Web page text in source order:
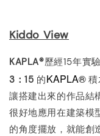
Kiddo View
KAPLA®歷經15年實
3 ：15 的KAPLA®積
讓搭建出來的作品結
很好地應用在建築模
的角度擺放，就能創